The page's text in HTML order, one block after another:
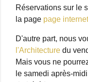
Réservations sur le
la page page
D'autre part, nous
l'Architecture du
Mais vous ne
le samedi après-